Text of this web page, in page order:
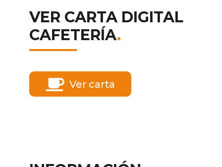
VER CARTA DIGITAL
CAFETERÍA.
Ver carta